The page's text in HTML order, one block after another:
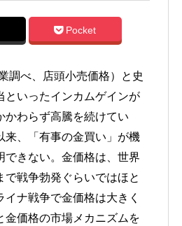
Pocket
調べ、店頭小売価格）と史
といったインカムゲインが
かわらず高騰を続けてい
来、「有事の金買い」が機
できない。金価格は、世界
戦争勃発ぐらいではほと
ナ戦争で金価格は大きく
価格の市場メカニズムを